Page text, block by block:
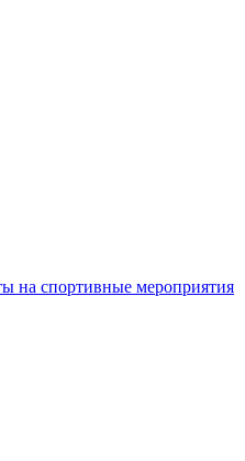
на спортивные мероприятия